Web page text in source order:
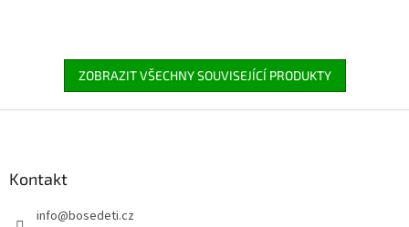
ZOBRAZIT VŠECHNY SOUVISEJÍCÍ PRODUKTY
Kontakt
info@bosedeti.cz